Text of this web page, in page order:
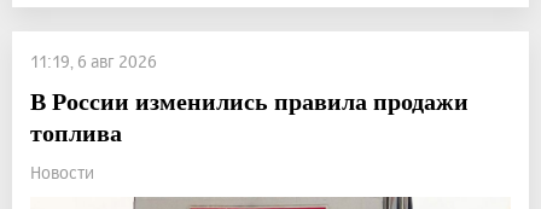
11:19, 6 авг 2026
В России изменились правила продажи
топлива
Новости